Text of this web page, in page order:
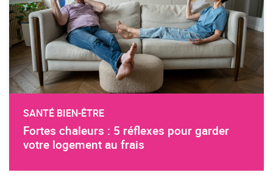
SANTÉ BIEN-ÊTRE
Fortes chaleurs : 5 réflexes pour garder
votre logement au frais